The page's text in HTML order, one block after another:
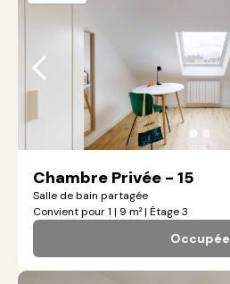
● ●
Chambre Privée - 15
Salle de bain partagée
Convient pour 1 | 9 m² | Étage 3
Occupée